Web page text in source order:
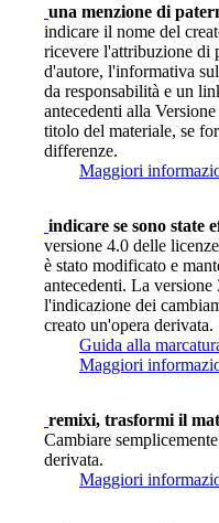
una menzione di
indicare il nome del
ricevere l'attribuzione di
d'autore, l'informativa
da responsabilità e un
antecedenti alla
titolo del materiale, se
differenze.
Maggiori
indicare se sono state
versione 4.0 delle
è stato modificato e
antecedenti. La
l'indicazione dei
creato un'opera derivata.
Guida alla
Maggiori
remixi, trasformi il
Cambiare
derivata.
Maggiori